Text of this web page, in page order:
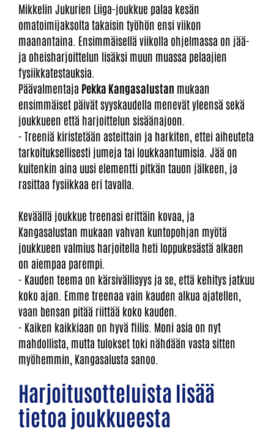
Mikkelin Jukurien Liiga-joukkue palaa kesän
omatoimijaksolta takaisin työhön ensi viikon
maanantaina. Ensimmäisellä viikolla ohjelmassa on jää-
ja oheisharjoittelun lisäksi muun muassa pelaajien
fysiikkatestauksia.
Päävalmentaja Pekka Kangasalustan mukaan
ensimmäiset päivät syyskaudella menevät yleensä sekä
joukkueen että harjoittelun sisäänajoon.
- Treeniä kiristetään asteittain ja harkiten, ettei aiheuteta
tarkoituksellisesti jumeja tai loukkaantumisia. Jää on
kuitenkin aina uusi elementti pitkän tauon jälkeen, ja
rasittaa fysiikkaa eri tavalla.
Keväällä joukkue treenasi erittäin kovaa, ja
Kangasalustan mukaan vahvan kuntopohjan myötä
joukkueen valmius harjoitella heti loppukesästä alkaen
on aiempaa parempi.
- Kauden teema on kärsivällisyys ja se, että kehitys jatkuu
koko ajan. Emme treenaa vain kauden alkua ajatellen,
vaan bensan pitää riittää koko kauden.
- Kaiken kaikkiaan on hyvä fiilis. Moni asia on nyt
mahdollista, mutta tulokset toki nähdään vasta sitten
myöhemmin, Kangasalusta sanoo.
Harjoitusotteluista lisää
tietoa joukkueesta